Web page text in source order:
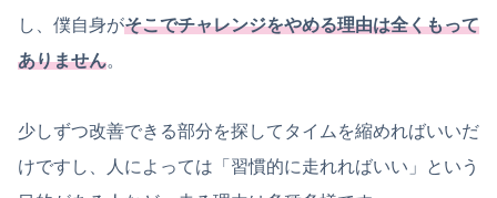
し、僕自身がそこでチャレンジをやめる理由は全くもって
ありません。
少しずつ改善できる部分を探してタイムを縮めればいいだ
けですし、人によっては「習慣的に走れればいい」という